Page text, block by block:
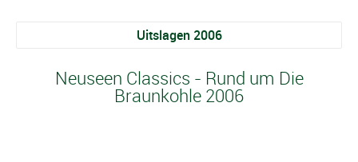
Uitslagen 2006
Neuseen Classics - Rund um Die
Braunkohle 2006